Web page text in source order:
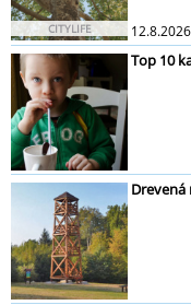
CITYLIFE
Top 10
Drevená